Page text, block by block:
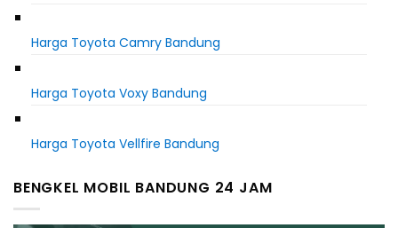
Harga Toyota Camry Bandung
Harga Toyota Voxy Bandung
Harga Toyota Vellfire Bandung
BENGKEL MOBIL BANDUNG 24 JAM